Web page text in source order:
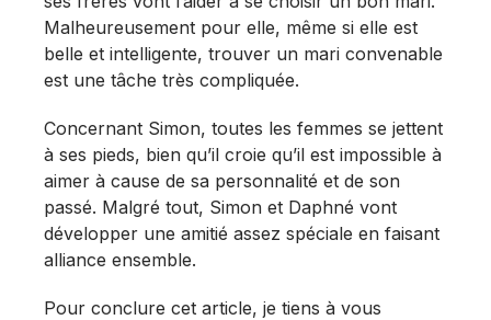
Malheureusement pour elle, même si elle est
belle et intelligente, trouver un mari convenable
est une tâche très compliquée.
Concernant Simon, toutes les femmes se jettent
à ses pieds, bien qu’il croie qu’il est impossible à
aimer à cause de sa personnalité et de son
passé. Malgré tout, Simon et Daphné vont
développer une amitié assez spéciale en faisant
alliance ensemble.
Pour conclure cet article, je tiens à vous